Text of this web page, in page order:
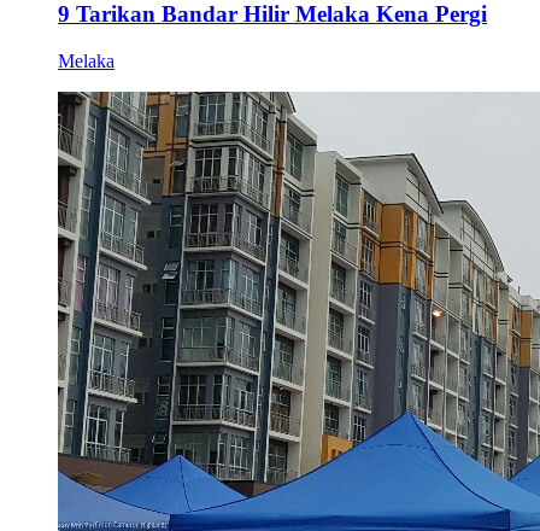
9 Tarikan Bandar Hilir Melaka Kena Pergi
Melaka